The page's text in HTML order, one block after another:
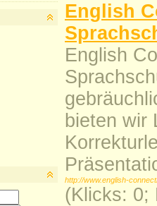
English
English
bieten wir
http://www.english-
(Klicks: 0;